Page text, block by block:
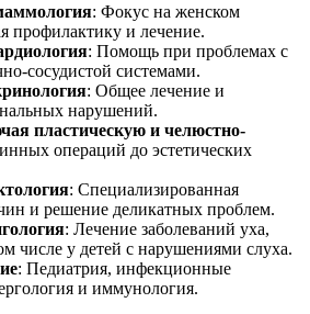
: Фокус на женском
профилактику и лечение.
: Помощь при проблемах с
сосудистой системами.
: Общее лечение и
нарушений.
пластическую и челюстно-
операций до эстетических
: Специализированная
и решение деликатных проблем.
: Лечение заболеваний уха,
числе у детей с нарушениями слуха.
: Педиатрия, инфекционные
и иммунология.